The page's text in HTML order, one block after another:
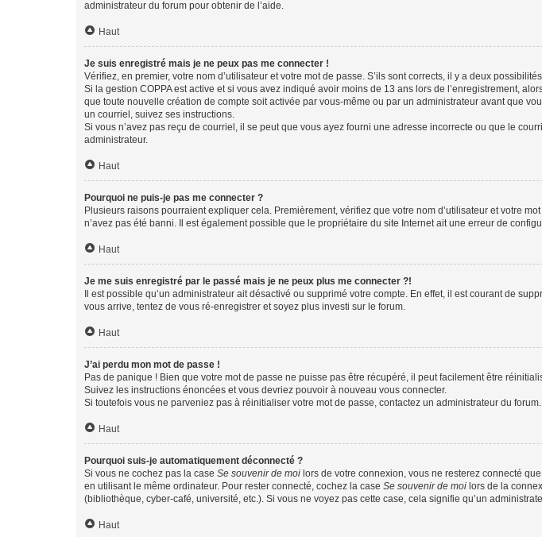
administrateur du forum pour obtenir de l’aide.
Haut
Je suis enregistré mais je ne peux pas me connecter !
Vérifiez, en premier, votre nom d’utilisateur et votre mot de passe. S’ils sont corrects, il y a deux
Si la gestion COPPA est active et si vous avez indiqué avoir moins de 13 ans lors de l’enregistrement,
que toute nouvelle création de compte soit activée par vous-même ou par un administrateur avant que
un courriel, suivez ses instructions.
Si vous n’avez pas reçu de courriel, il se peut que vous ayez fourni une adresse incorrecte ou que le
administrateur.
Haut
Pourquoi ne puis-je pas me connecter ?
Plusieurs raisons pourraient expliquer cela. Premièrement, vérifiez que votre nom d’utilisateur et votre
n’avez pas été banni. Il est également possible que le propriétaire du site Internet ait une erreur de
Haut
Je me suis enregistré par le passé mais je ne peux plus me connecter ?!
Il est possible qu’un administrateur ait désactivé ou supprimé votre compte. En effet, il est courant de
vous arrive, tentez de vous ré-enregistrer et soyez plus investi sur le forum.
Haut
J’ai perdu mon mot de passe !
Pas de panique ! Bien que votre mot de passe ne puisse pas être récupéré, il peut facilement être
Suivez les instructions énoncées et vous devriez pouvoir à nouveau vous connecter.
Si toutefois vous ne parveniez pas à réinitialiser votre mot de passe, contactez un administrateur du forum.
Haut
Pourquoi suis-je automatiquement déconnecté ?
Si vous ne cochez pas la case Se souvenir de moi lors de votre connexion, vous ne resterez connecté
en utilisant le même ordinateur. Pour rester connecté, cochez la case Se souvenir de moi lors de la
(bibliothèque, cyber-café, université, etc.). Si vous ne voyez pas cette case, cela signifie qu’un
Haut